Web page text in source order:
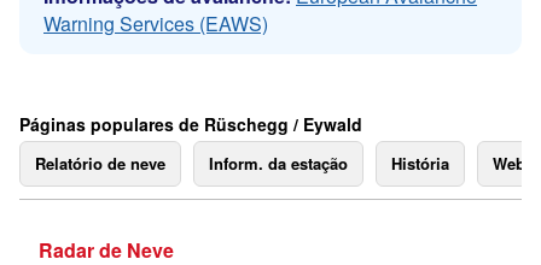
Warning Services (EAWS)
Páginas populares de Rüschegg / Eywald
Relatório de neve Inform. da estação História
Radar de Neve